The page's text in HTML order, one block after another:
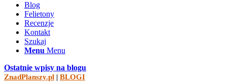
Blog
Felietony
Recenzje
Kontakt
Szukaj
Menu Menu
Ostatnie wpisy na blogu
ZnadPlanszy.pl | BLOGI